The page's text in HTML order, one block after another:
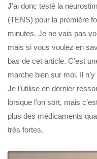
J’ai donc testé la
(TENS) pour la première
minutes. Je ne vais pas
mais si vous voulez en
bas de cet article. C’est
marche bien sur moi. Il
Je l’utilise en dernier
lorsque l’on sort, mais
plus des médicaments
très fortes.